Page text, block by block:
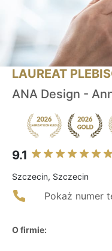
LAUREAT
ANA Design -
9.1
Szczecin, Szczecin
Pokaż numer
O firmie: